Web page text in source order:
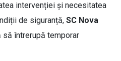
intervenției și necesitatea
de siguranță, SC Nova
întrerupă temporar